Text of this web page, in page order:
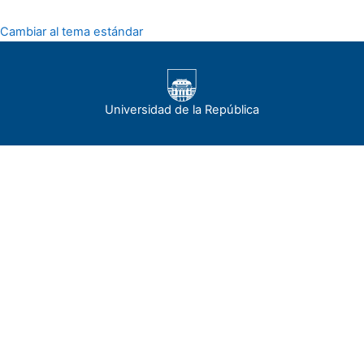
Cambiar al tema estándar
Universidad de la República